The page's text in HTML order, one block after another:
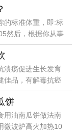
的标准体重，即:标
然后，根据你从事
溃疡促进生长发育
佳品，有解毒抗癌
饼
用油南瓜饼做法南
微波炉高火加热10